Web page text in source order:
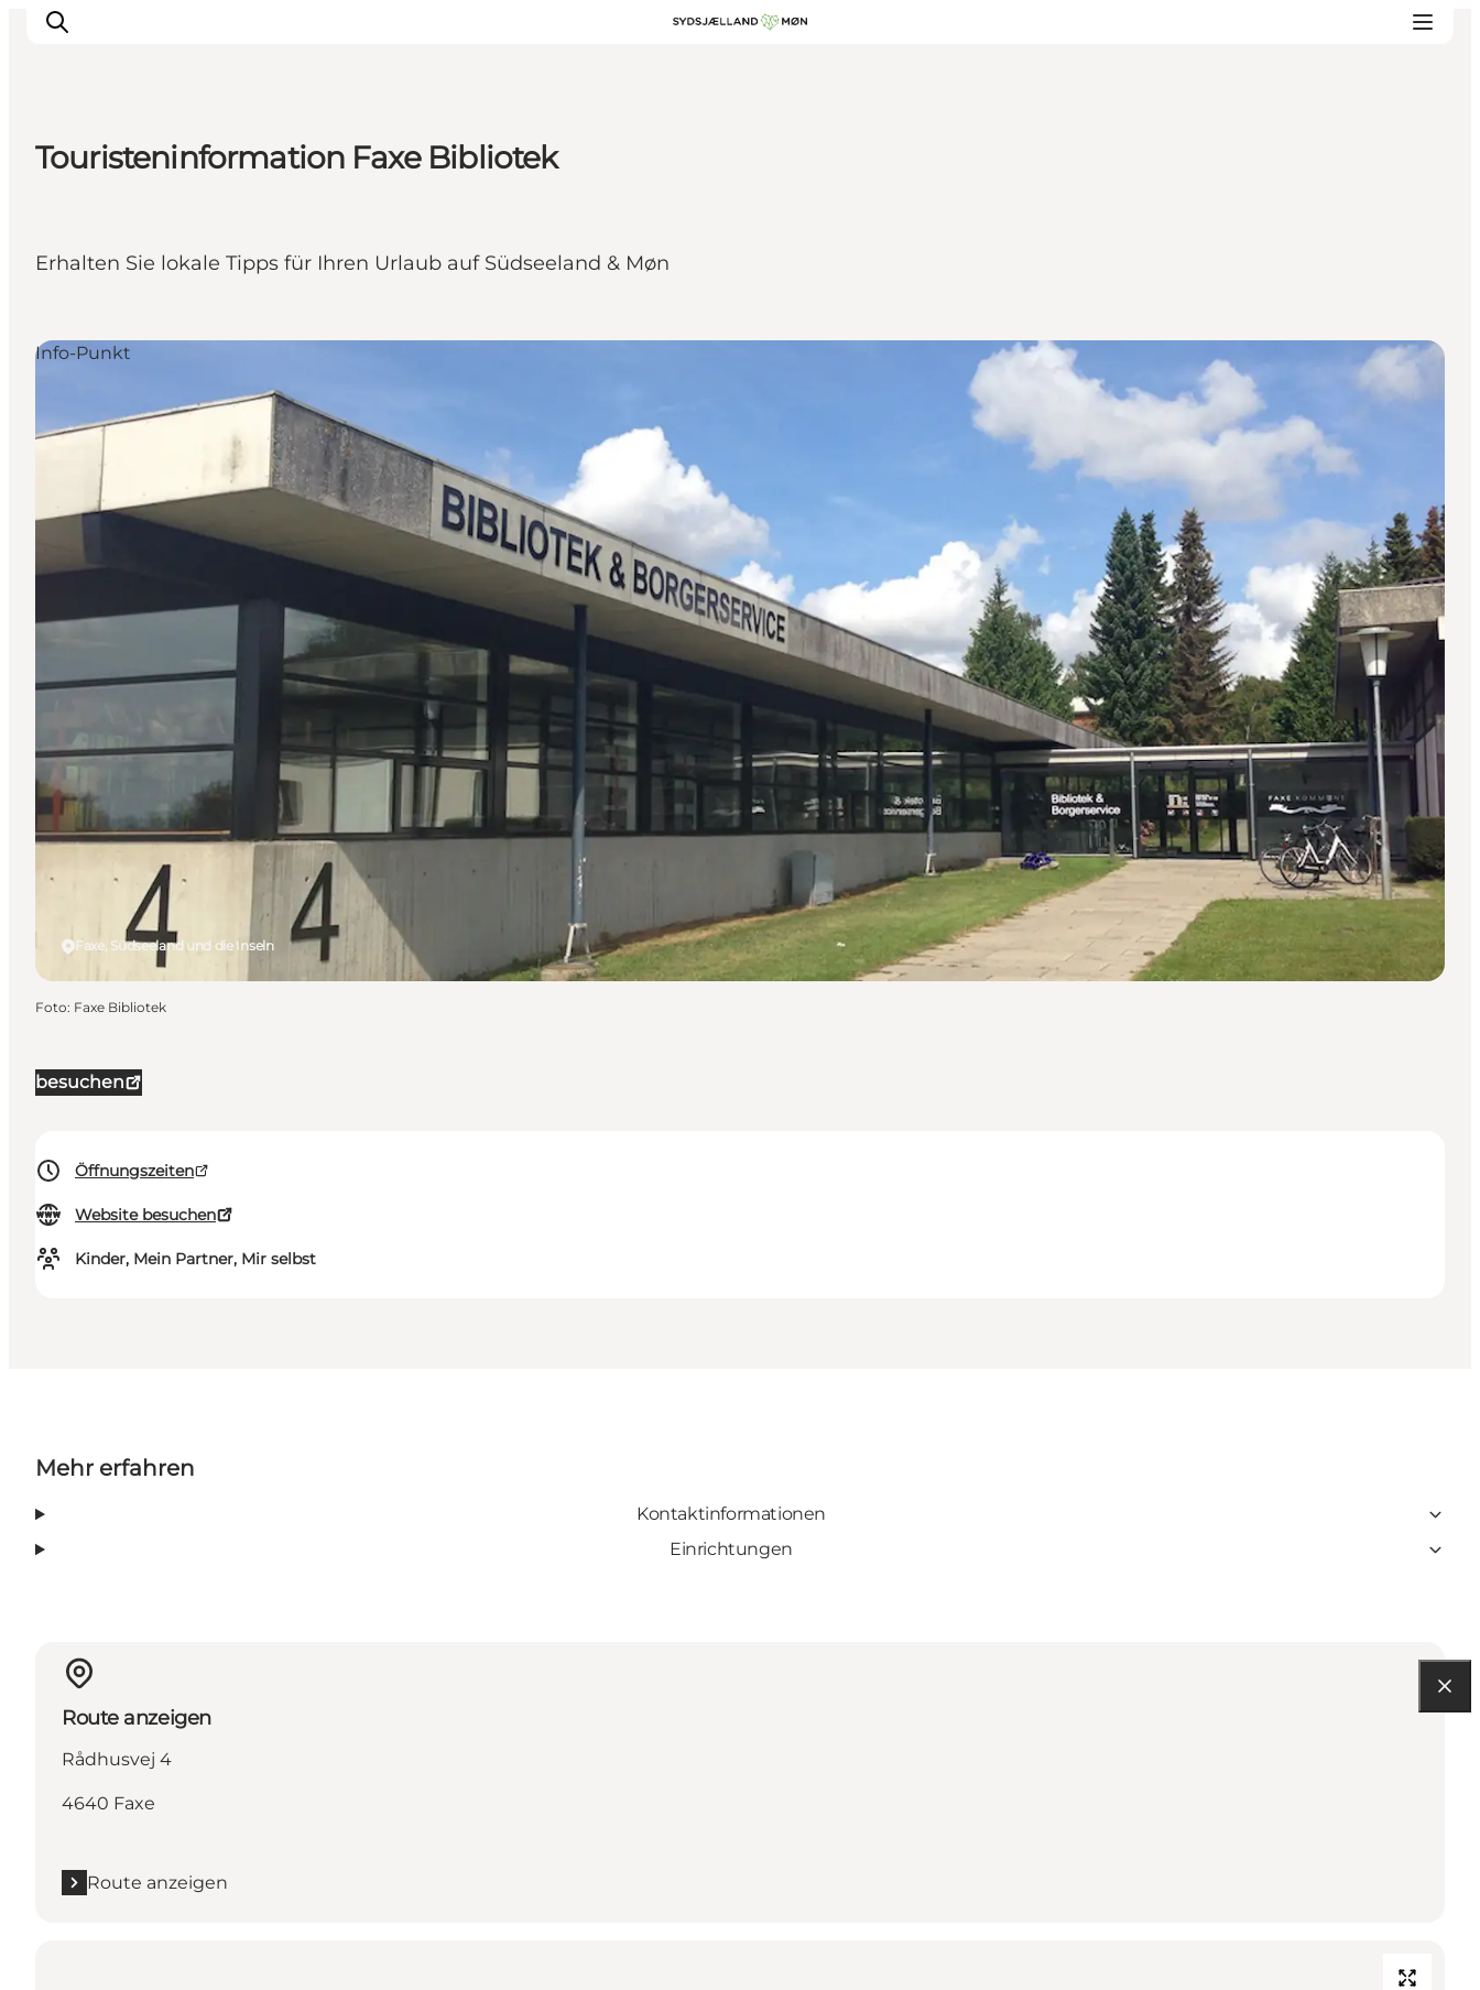
Events
Reise planen
Touristeninformation Faxe Bibliotek
Erhalten Sie lokale Tipps für Ihren Urlaub auf Südseeland & Møn
besuchen
Öffnungszeiten
Website besuchen
Kinder, Mein Partner, Mir selbst
Faxe, Südseeland und die Inseln
Info-Punkt
Foto: Faxe Bibliotek
Mehr erfahren
Kontaktinformationen
Einrichtungen
Route anzeigen
Rådhusvej 4
4640 Faxe
Route anzeigen